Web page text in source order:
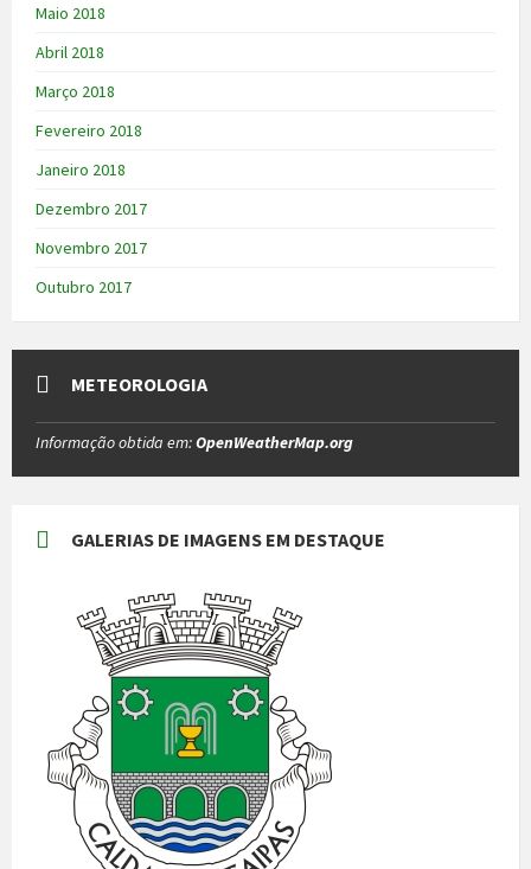
Maio 2018
Abril 2018
Março 2018
Fevereiro 2018
Janeiro 2018
Dezembro 2017
Novembro 2017
Outubro 2017
METEOROLOGIA
Informação obtida em:OpenWeatherMap.org
GALERIAS DE IMAGENS EM DESTAQUE